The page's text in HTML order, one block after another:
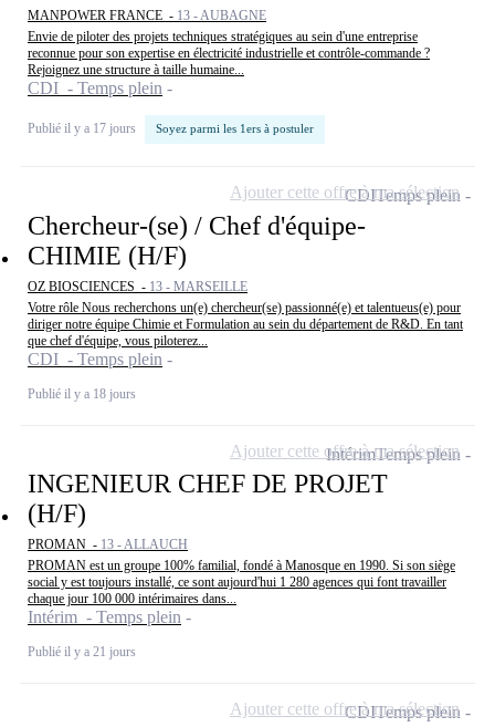
MANPOWER FRANCE - 13 - AUBAGNE
Envie de piloter des projets techniques stratégiques au sein d'une entreprise
reconnue pour son expertise en électricité industrielle et contrôle-commande ?
Rejoignez une structure à taille humaine...
CDI - Temps plein
Publié il y a 17 jours Soyez parmi les 1ers à postuler
Chercheur-(se) / Chef d'équipe-
CHIMIE (H/F)
OZ BIOSCIENCES - 13 - MARSEILLE
Votre rôle Nous recherchons un(e) chercheur(se) passionné(e) et talentueus(e) pour
diriger notre équipe Chimie et Formulation au sein du département de R&D. En tant
que chef d'équipe, vous piloterez...
CDI - Temps plein
Publié il y a 18 jours
CDITemps plein
Ajouter cette offre à ma sélection
INGENIEUR CHEF DE PROJET
(H/F)
PROMAN - 13 - ALLAUCH
PROMAN est un groupe 100% familial, fondé à Manosque en 1990. Si son siège
social y est toujours installé, ce sont aujourd'hui 1 280 agences qui font travailler
chaque jour 100 000 intérimaires dans...
Intérim - Temps plein
Publié il y a 21 jours
IntérimTemps plein
Ajouter cette offre à ma sélection
CDITemps plein
Ajouter cette offre à ma sélection